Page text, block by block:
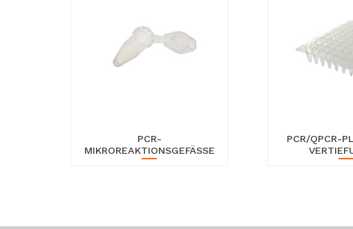
PCR-
MIKROREAKTIONSGEFÄSSE
PCR/QPCR-